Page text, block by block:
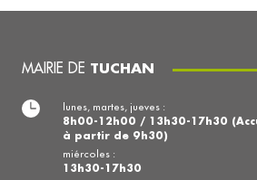
MAIRIE DE TUCHAN
lunes, martes, jueves :
8h00-12h00 / 13h30-17h30
à partir de 9h30)
miércoles :
13h30-17h30